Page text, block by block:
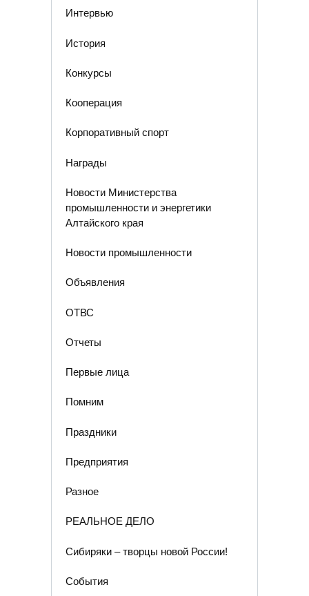
Интервью
История
Конкурсы
Кооперация
Корпоративный спорт
Награды
Новости Министерства
промышленности и энергетики
Алтайского края
Новости промышленности
Объявления
ОТВС
Отчеты
Первые лица
Помним
Праздники
Предприятия
Разное
РЕАЛЬНОЕ ДЕЛО
Сибиряки – творцы новой России!
События